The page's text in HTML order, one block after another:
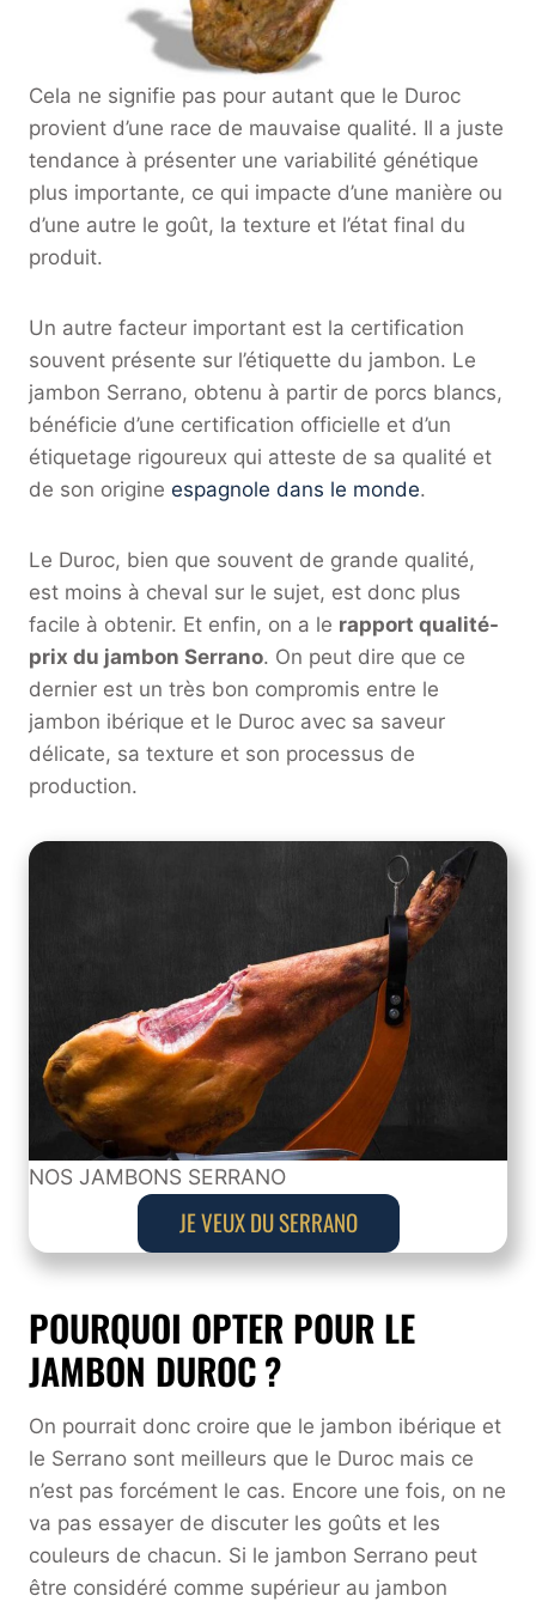
Cela ne signifie pas pour autant que le Duroc
provient d’une race de mauvaise qualité. Il a juste
tendance à présenter une variabilité génétique
plus importante, ce qui impacte d’une manière ou
d’une autre le goût, la texture et l’état final du
produit.
Un autre facteur important est la certification
souvent présente sur l’étiquette du jambon. Le
jambon Serrano, obtenu à partir de porcs blancs,
bénéficie d’une certification officielle et d’un
étiquetage rigoureux qui atteste de sa qualité et
de son origine espagnole dans le monde.
Le Duroc, bien que souvent de grande qualité,
est moins à cheval sur le sujet, est donc plus
facile à obtenir. Et enfin, on a le rapport qualité-
prix du jambon Serrano. On peut dire que ce
dernier est un très bon compromis entre le
jambon ibérique et le Duroc avec sa saveur
délicate, sa texture et son processus de
production.
NOS JAMBONS SERRANO
JE VEUX DU SERRANO
POURQUOI OPTER POUR LE
JAMBON DUROC ?
On pourrait donc croire que le jambon ibérique et
le Serrano sont meilleurs que le Duroc mais ce
n’est pas forcément le cas. Encore une fois, on ne
va pas essayer de discuter les goûts et les
couleurs de chacun. Si le jambon Serrano peut
être considéré comme supérieur au jambon